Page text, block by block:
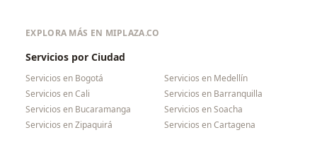
EXPLORA MÁS EN MIPLAZA.CO
Servicios por Ciudad
Servicios en Bogotá Servicios en Medellín
Servicios enCali Servicios en Barranquilla
Servicios en Bucaramanga Servicios enSoacha
Servicios enZipaquirá Servicios enCartagena